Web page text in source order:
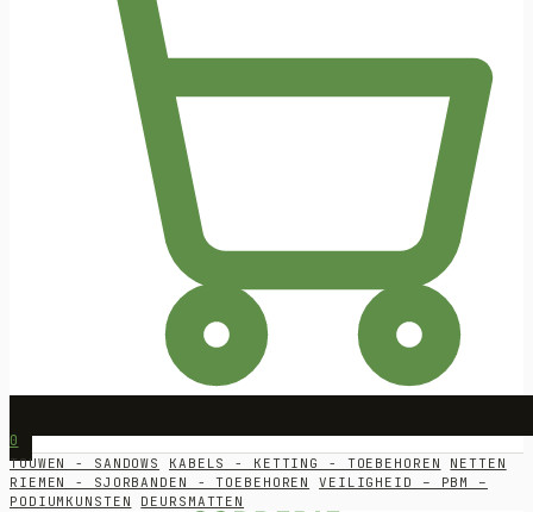
0
TOUWEN - SANDOWS KABELS - KETTING - TOEBEHOREN
NETTEN
RIEMEN - SJORBANDEN - TOEBEHOREN
VEILIGHEID – PBM –
PODIUMKUNSTEN
DEURSMATTEN